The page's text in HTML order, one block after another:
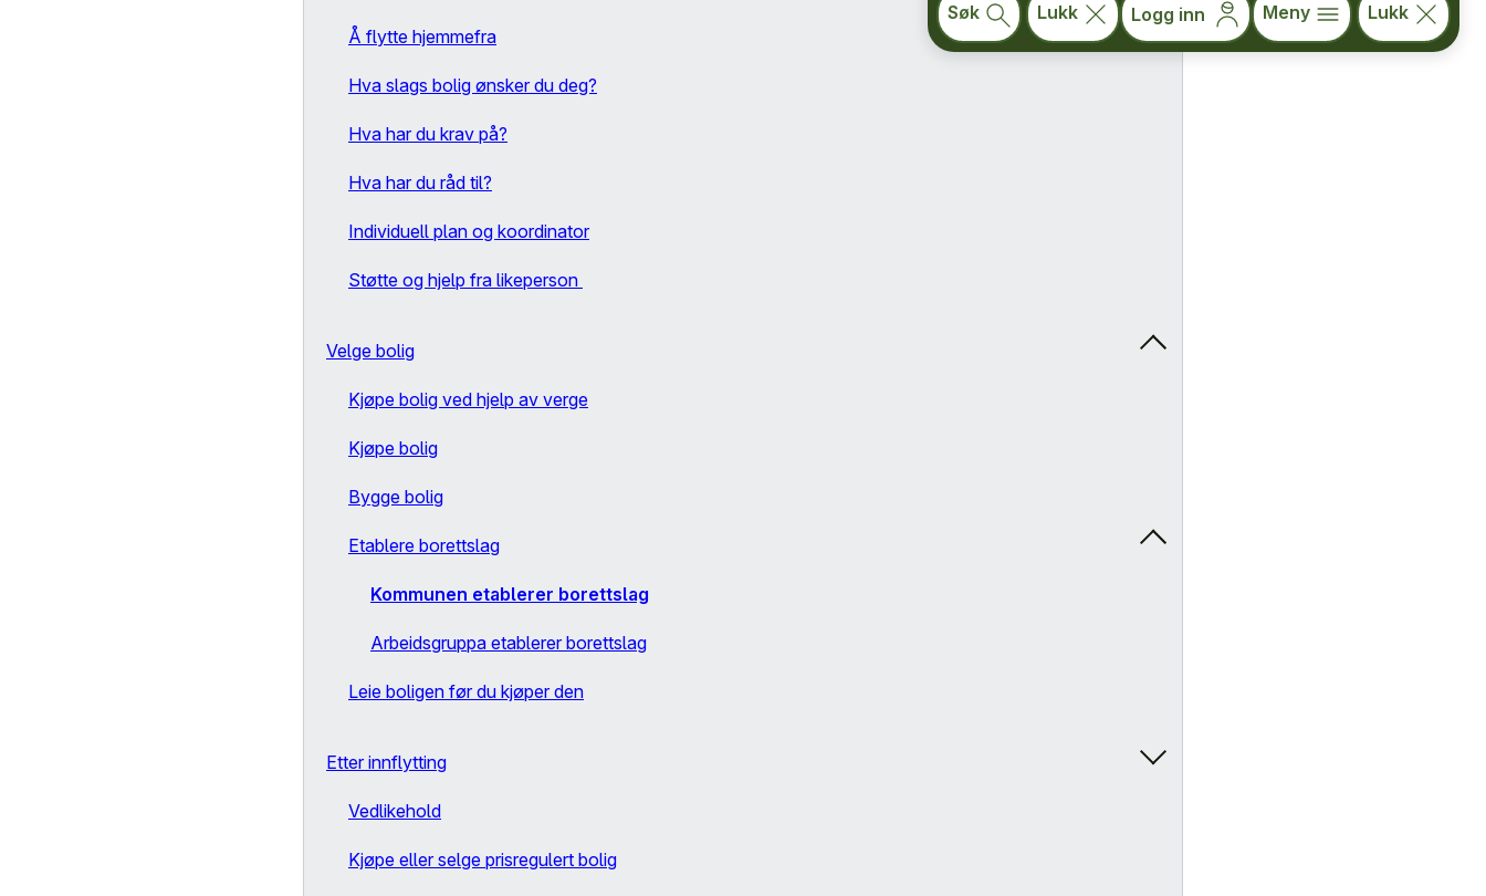
Søk Lukk Logg inn Meny Lukk
Å flytte hjemmefra
Hva slags bolig ønsker du deg?
Hva har du krav på?
Hva har du råd til?
Individuell plan og koordinator
Støtte og hjelp fra likeperson
Velge bolig
Kjøpe bolig ved hjelp av verge
Kjøpe bolig
Bygge bolig
Etablere borettslag
Kommunen etablerer borettslag
Arbeidsgruppa etablerer borettslag
Leie boligen før du kjøper den
Etter innflytting
Vedlikehold
Kjøpe eller selge prisregulert bolig